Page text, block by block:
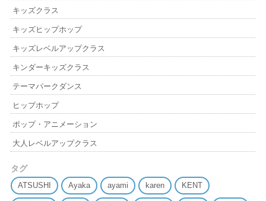
キッズクラス
キッズヒップホップ
キッズレベルアップクラス
キンダーキッズクラス
テーマパークダンス
ヒップホップ
ポップ・アニメーション
大人レベルアップクラス
タグ
ATSUSHI Ayaka ayami karen KENT